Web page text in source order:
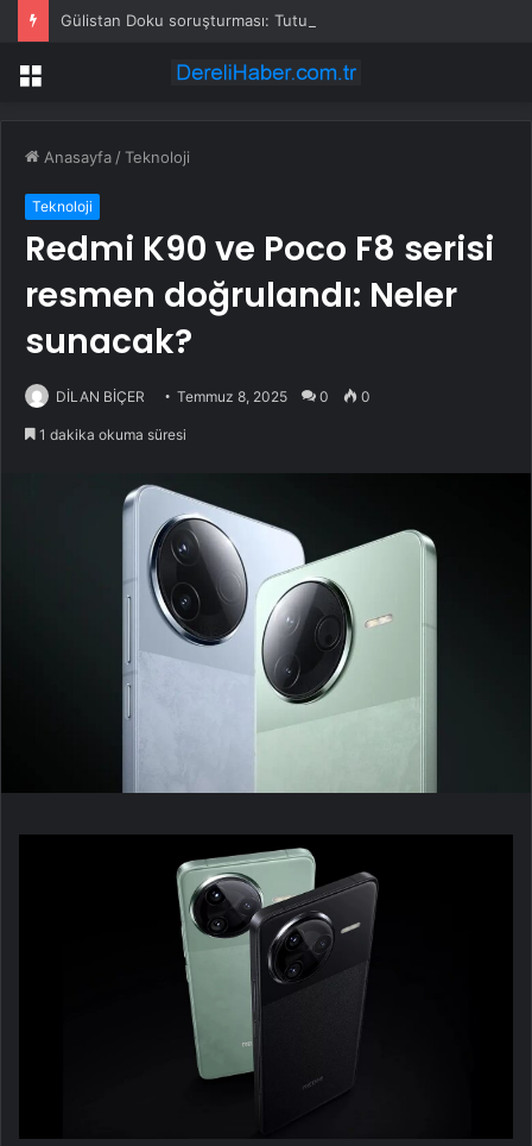
Menü
Anasayfa /Teknoloji
Teknoloji
Redmi K90 ve Poco F8 serisi
resmen doğrulandı: Neler
sunacak?
DİLAN BİÇER Temmuz 8, 2025 0 0
1 dakika okuma süresi